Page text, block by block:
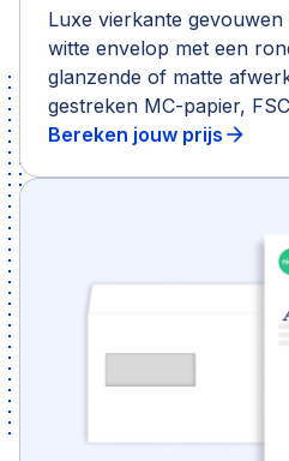
Luxe vierkante
witte envelop met een
glanzende of matte
gestreken MC-papier,
Bereken jouw prijs arrow_forward